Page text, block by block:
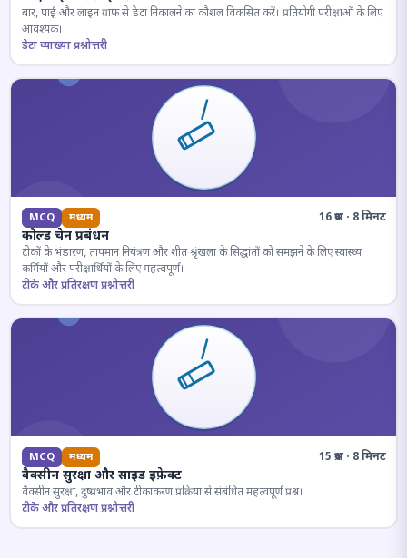
बार, पाई और लाइन ग्राफ से डेटा निकालने का कौशल विकसित करें। प्रतियोगी परीक्षाओं के लिए
आवश्यक।
डेटा व्याख्या प्रश्नोत्तरी
MCQ मध्यम 16 प्रश्न · 8 मिनट
कोल्ड चेन प्रबंधन
टीकों के भंडारण, तापमान नियंत्रण और शीत श्रृंखला के सिद्धांतों को समझने के लिए स्वास्थ्य
कर्मियों और परीक्षार्थियों के लिए महत्वपूर्ण।
टीके और प्रतिरक्षण प्रश्नोत्तरी
MCQ मध्यम 15 प्रश्न · 8 मिनट
वैक्सीन सुरक्षा और साइड इफ़ेक्ट
वैक्सीन सुरक्षा, दुष्प्रभाव और टीकाकरण प्रक्रिया से संबंधित महत्वपूर्ण प्रश्न।
टीके और प्रतिरक्षण प्रश्नोत्तरी